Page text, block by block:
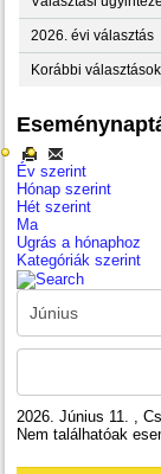
2026. évi választás
Korábbi választások
Év szerint
Hónap szerint
Hét szerint
Ma
Ugrás a hónaphoz
Kategóriák szerint
2026. Június 11. ,
Nem találhatóak